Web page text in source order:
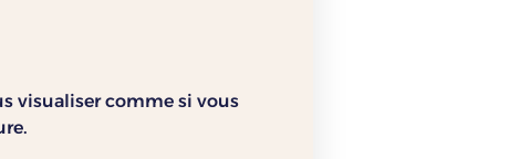
visualiser comme si vous